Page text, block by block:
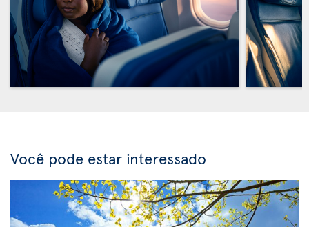
Você pode estar interessado